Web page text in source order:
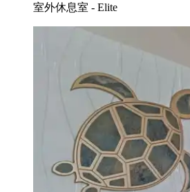
室外休息室 - Elite